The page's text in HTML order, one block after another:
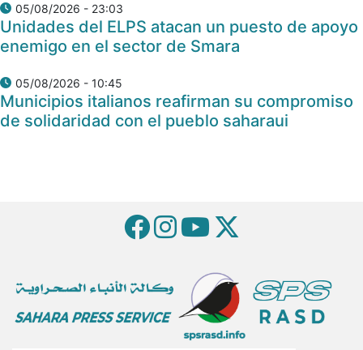
05/08/2026 - 23:03
Unidades del ELPS atacan un puesto de apoyo
enemigo en el sector de Smara
05/08/2026 - 10:45
Municipios italianos reafirman su compromiso
de solidaridad con el pueblo saharaui